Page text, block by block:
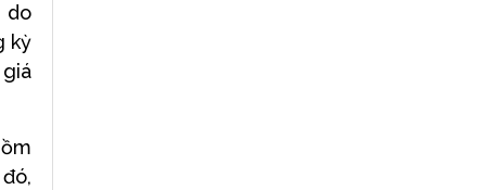
do
kỳ